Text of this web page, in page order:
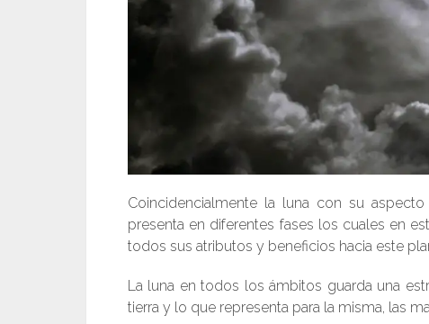
Coincidencialmente la luna con su
presenta en diferentes fases los cuales en
todos sus atributos y beneficios hacia este
La luna en todos los ámbitos guarda una
tierra y lo que representa para la misma, las